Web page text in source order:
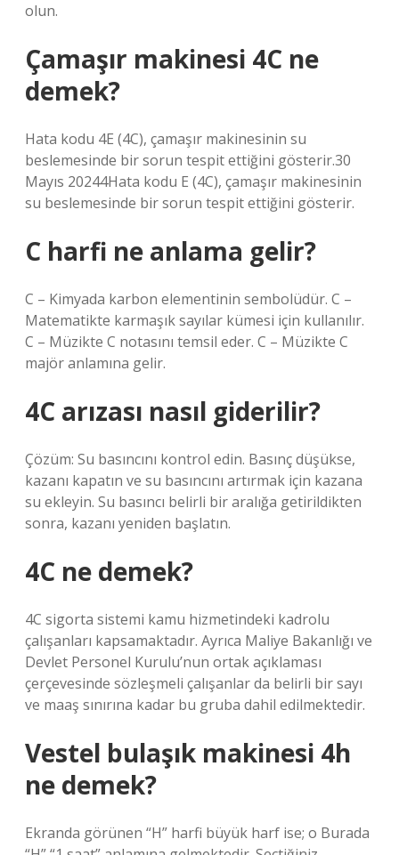
olun.
Çamaşır makinesi 4C ne
demek?
Hata kodu 4E (4C), çamaşır makinesinin su
beslemesinde bir sorun tespit ettiğini gösterir.30
Mayıs 20244Hata kodu E (4C), çamaşır makinesinin
su beslemesinde bir sorun tespit ettiğini gösterir.
C harfi ne anlama gelir?
C – Kimyada karbon elementinin sembolüdür. C –
Matematikte karmaşık sayılar kümesi için kullanılır.
C – Müzikte C notasını temsil eder. C – Müzikte C
majör anlamına gelir.
4C arızası nasıl giderilir?
Çözüm: Su basıncını kontrol edin. Basınç düşükse,
kazanı kapatın ve su basıncını artırmak için kazana
su ekleyin. Su basıncı belirli bir aralığa getirildikten
sonra, kazanı yeniden başlatın.
4C ne demek?
4C sigorta sistemi kamu hizmetindeki kadrolu
çalışanları kapsamaktadır. Ayrıca Maliye Bakanlığı ve
Devlet Personel Kurulu’nun ortak açıklaması
çerçevesinde sözleşmeli çalışanlar da belirli bir sayı
ve maaş sınırına kadar bu gruba dahil edilmektedir.
Vestel bulaşık makinesi 4h
ne demek?
Ekranda görünen “H” harfi büyük harf ise; o Burada